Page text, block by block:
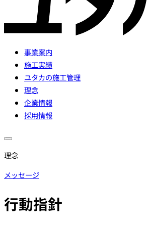
事業案内
施工実績
ユタカの施工管理
理念
企業情報
採用情報
理念
メッセージ
行動指針